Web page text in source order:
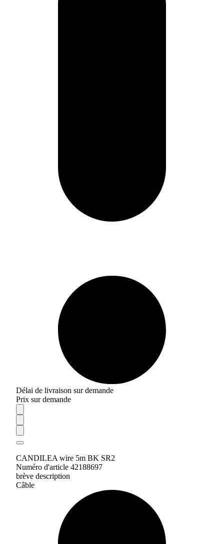
Délai de livraison sur demande
Prix sur demande
CANDILEA wire 5m BK SR2
Numéro d'article 42188697
brève description
Câble